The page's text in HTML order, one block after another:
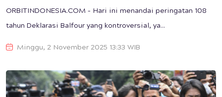
ORBITINDONESIA.COM – Hari ini menandai peringatan 108
tahun Deklarasi Balfour yang kontroversial, ya...
Minggu, 2 November 2025 13:33 WIB